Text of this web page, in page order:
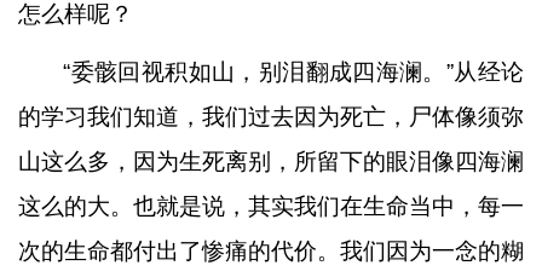
怎么样呢？
“委骸回视积如山，别泪翻成四海澜。 ”从经论
的学习我们知道，我们过去因为死亡，尸体像须弥
山这么多，因为生死离别，所留下的眼泪像四海澜
这么的大。也就是说，其实我们在生命当中，每一
次的生命都付出了惨痛的代价。我们因为一念的糊